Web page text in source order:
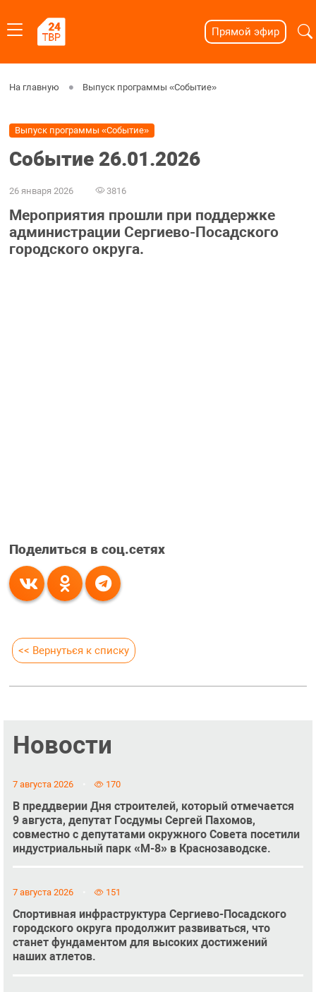
Прямой эфир
На главную Выпуск программы «Событие»
Выпуск программы «Событие»
Событие 26.01.2026
26 января 2026 3816
Мероприятия прошли при поддержке
администрации Сергиево-Посадского
городского округа.
Поделиться в соц.сетях
<< Вернуться к списку
Новости
7 августа 2026 170
В преддверии Дня строителей, который отмечается
9 августа, депутат Госдумы Сергей Пахомов,
совместно с депутатами окружного Совета посетили
индустриальный парк «М-8» в Краснозаводске.
7 августа 2026 151
Спортивная инфраструктура Сергиево-Посадского
городского округа продолжит развиваться, что
станет фундаментом для высоких достижений
наших атлетов.